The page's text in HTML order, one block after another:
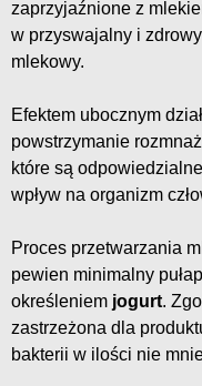
zaprzyjaźnione z
w przyswajalny i
mlekowy.
Efektem ubocznym
powstrzymanie
które są
wpływ na organizm
Proces przetwarzania
pewien minimalny
określeniem jogurt.
zastrzeżona dla
bakterii w ilości nie